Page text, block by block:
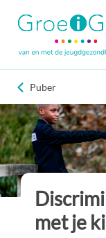
Puber
met je